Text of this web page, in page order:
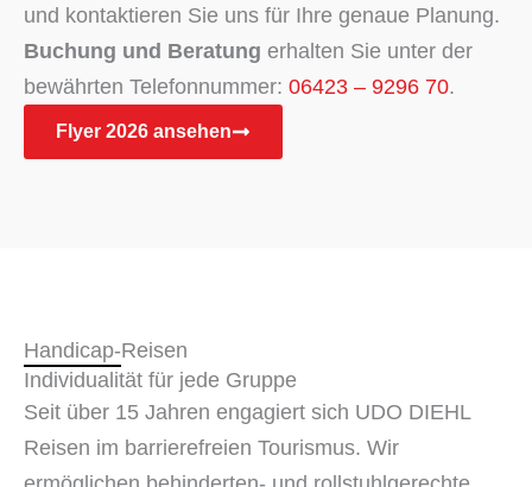
und kontaktieren Sie uns für Ihre genaue Planung.
Buchung und Beratung erhalten Sie unter der
bewährten Telefonnummer: 06423 – 9296 70.
Flyer 2026 ansehen
Handicap-Reisen
Individualität für jede Gruppe
Seit über 15 Jahren engagiert sich UDO DIEHL
Reisen im barrierefreien Tourismus. Wir